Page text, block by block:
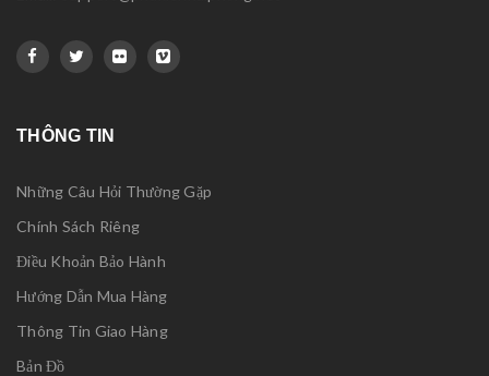
THÔNG TIN
Những Câu Hỏi Thường Gặp
Chính Sách Riêng
Điều Khoản Bảo Hành
Hướng Dẫn Mua Hàng
Thông Tin Giao Hàng
Bản Đồ